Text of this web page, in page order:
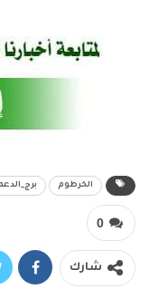
الخرطوم
0
شارك